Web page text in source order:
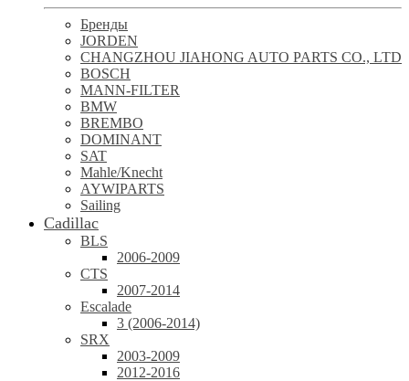
Бренды
JORDEN
CHANGZHOU JIAHONG AUTO PARTS CO., LTD
BOSCH
MANN-FILTER
BMW
BREMBO
DOMINANT
SAT
Mahle/Knecht
AYWIPARTS
Sailing
Cadillac
BLS
2006-2009
CTS
2007-2014
Escalade
3 (2006-2014)
SRX
2003-2009
2012-2016